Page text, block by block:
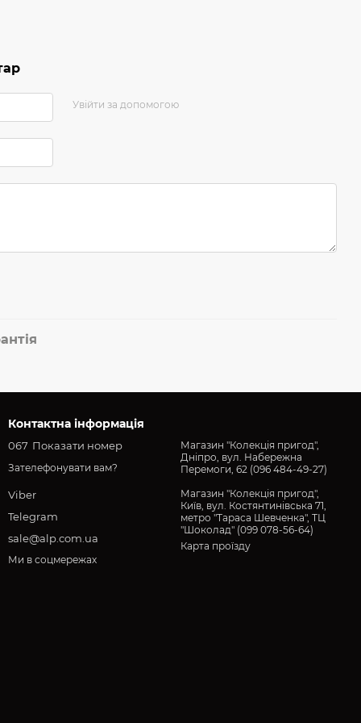
Увійти за допомогою
Контактна інформація
067 Показати номер
Зателефонувати вам?
Viber
Telegram
sale@alp.com.ua
Магазин "Колекція пригод",
Дніпро, вул. Набережна
Перемоги, 62 (096 484-49-27)
Магазин "Колекція пригод",
Київ, вул. Костянтинівська 71,
метро "Тараса Шевченка", ТЦ
"Шоколад" (099 078-56-64)
Карта проїзду
Ми в соцмережах